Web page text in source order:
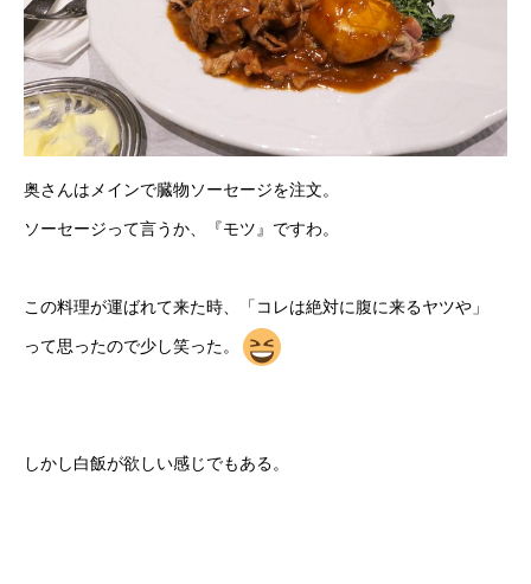
奥さんはメインで臓物ソーセージを注文。
ソーセージって言うか、『モツ』ですわ。
この料理が運ばれて来た時、「コレは絶対に腹に来るヤツや」
って思ったので少し笑った。
しかし白飯が欲しい感じでもある。